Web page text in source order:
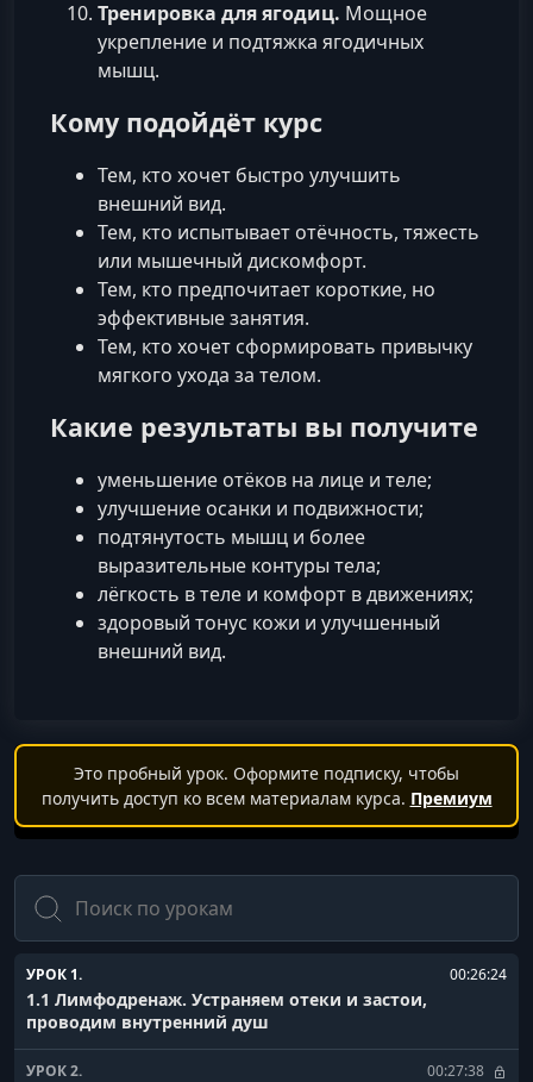
Тренировка для ягодиц. Мощное
укрепление и подтяжка ягодичных
мышц.
Кому подойдёт курс
Тем, кто хочет быстро улучшить
внешний вид.
Тем, кто испытывает отёчность, тяжесть
или мышечный дискомфорт.
Тем, кто предпочитает короткие, но
эффективные занятия.
Тем, кто хочет сформировать привычку
мягкого ухода за телом.
Какие результаты вы получите
уменьшение отёков на лице и теле;
улучшение осанки и подвижности;
подтянутость мышц и более
выразительные контуры тела;
лёгкость в теле и комфорт в движениях;
здоровый тонус кожи и улучшенный
внешний вид.
Это пробный урок. Оформите подписку, чтобы
получить доступ ко всем материалам курса. Премиум
Поиск
УРОК 1. 00:26:24
1.1 Лимфодренаж. Устраняем отеки и застои,
проводим внутренний душ
УРОК 2. 00:27:38